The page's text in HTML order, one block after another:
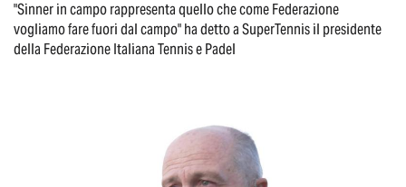
"Sinner in campo rappresenta quello che come Federazione
vogliamo fare fuori dal campo" ha detto a SuperTennis il presidente
della Federazione Italiana Tennis e Padel